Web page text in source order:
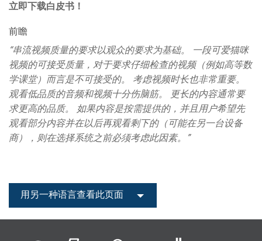
立即下载白皮书！
前瞻
“串流视频质量的要求以观众的要求为基础。
一段可爱猫咪
视频的可接受质量，对于要求仔细检查的视频（例如高等数
学课堂）而言是不可接受的。
考虑视频时长也非常重要。
观看低品质的音频和视频十分伤脑筋。
更长的内容通常要
求更高的品质。
如果内容是按需提供的，并且用户希望先
观看部分内容并在以后再观看剩下的（可能在另一台设备
商），则在选择系统之前必须考虑此因素。
”
用另一种语言查看此页面